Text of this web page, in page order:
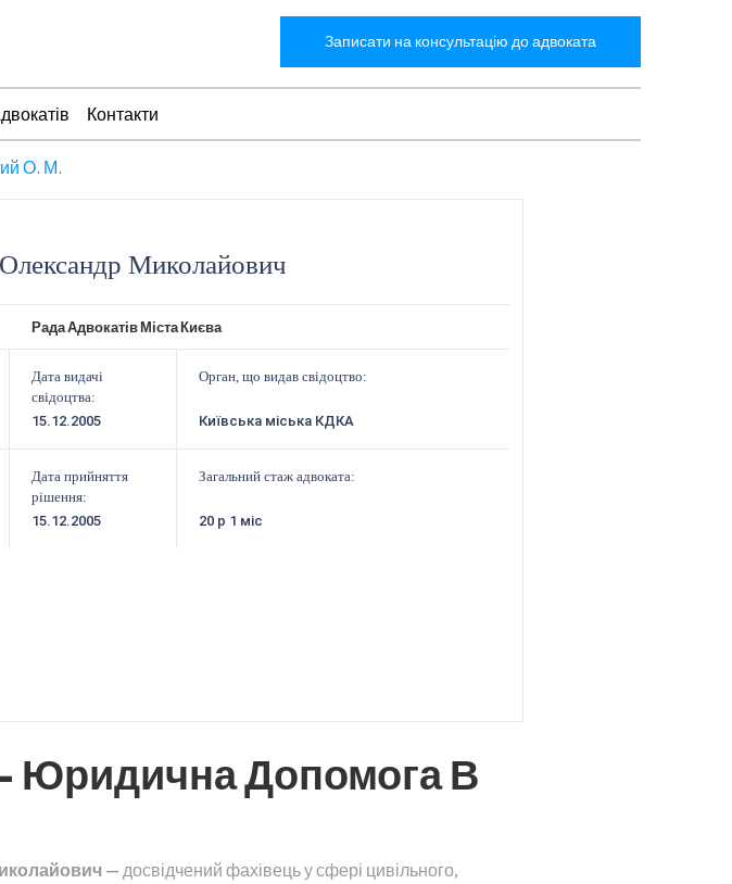
Записати на консультацію до адвоката
Контакти
О. М.
Миколайович
Рада Адвокатів Міста Києва
Дата видачі
свідоцтва:
15.12.2005
Орган, що видав свідоцтво:
Київська міська КДКА
Дата прийняття
рішення:
15.12.2005
Загальний стаж адвоката:
20 р 1 міс
Юридична Допомога В
— досвідчений фахівець у сфері цивільного,